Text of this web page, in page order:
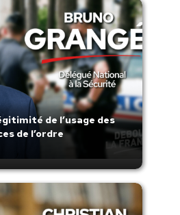
de l’usage des
de l’ordre